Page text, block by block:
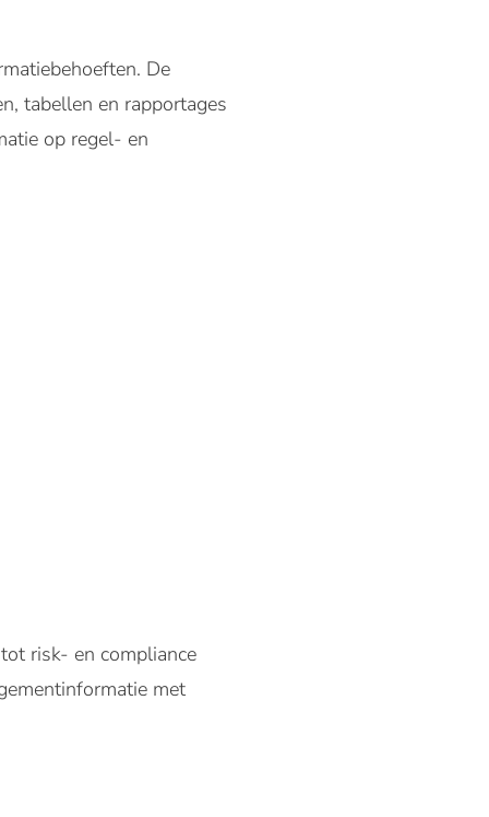
De
tabellen en rapportages
op regel- en
risk- en compliance
met